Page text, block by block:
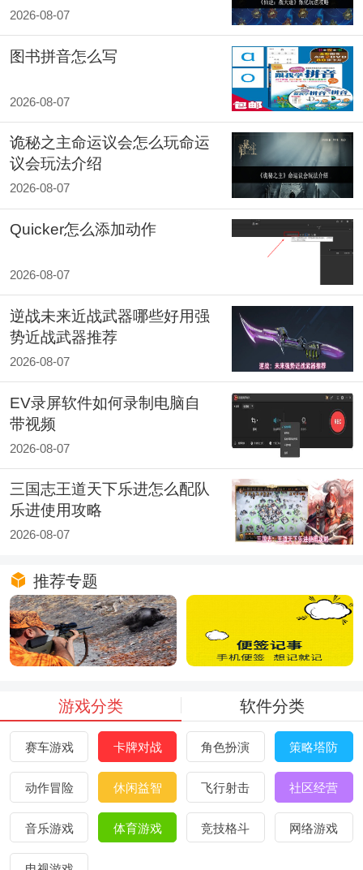
2026-08-07
图书拼音怎么写
2026-08-07
诡秘之主命运议会怎么玩命运
议会玩法介绍
2026-08-07
Quicker怎么添加动作
2026-08-07
逆战未来近战武器哪些好用强
势近战武器推荐
2026-08-07
EV录屏软件如何录制电脑自
带视频
2026-08-07
三国志王道天下乐进怎么配队
乐进使用攻略
2026-08-07
 推荐专题
游戏分类 软件分类
赛车游戏 卡牌对战 角色扮演 策略塔防
动作冒险 休闲益智 飞行射击 社区经营
音乐游戏 体育游戏 竞技格斗 网络游戏